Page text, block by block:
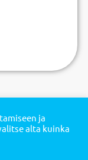
ja
alta kuinka